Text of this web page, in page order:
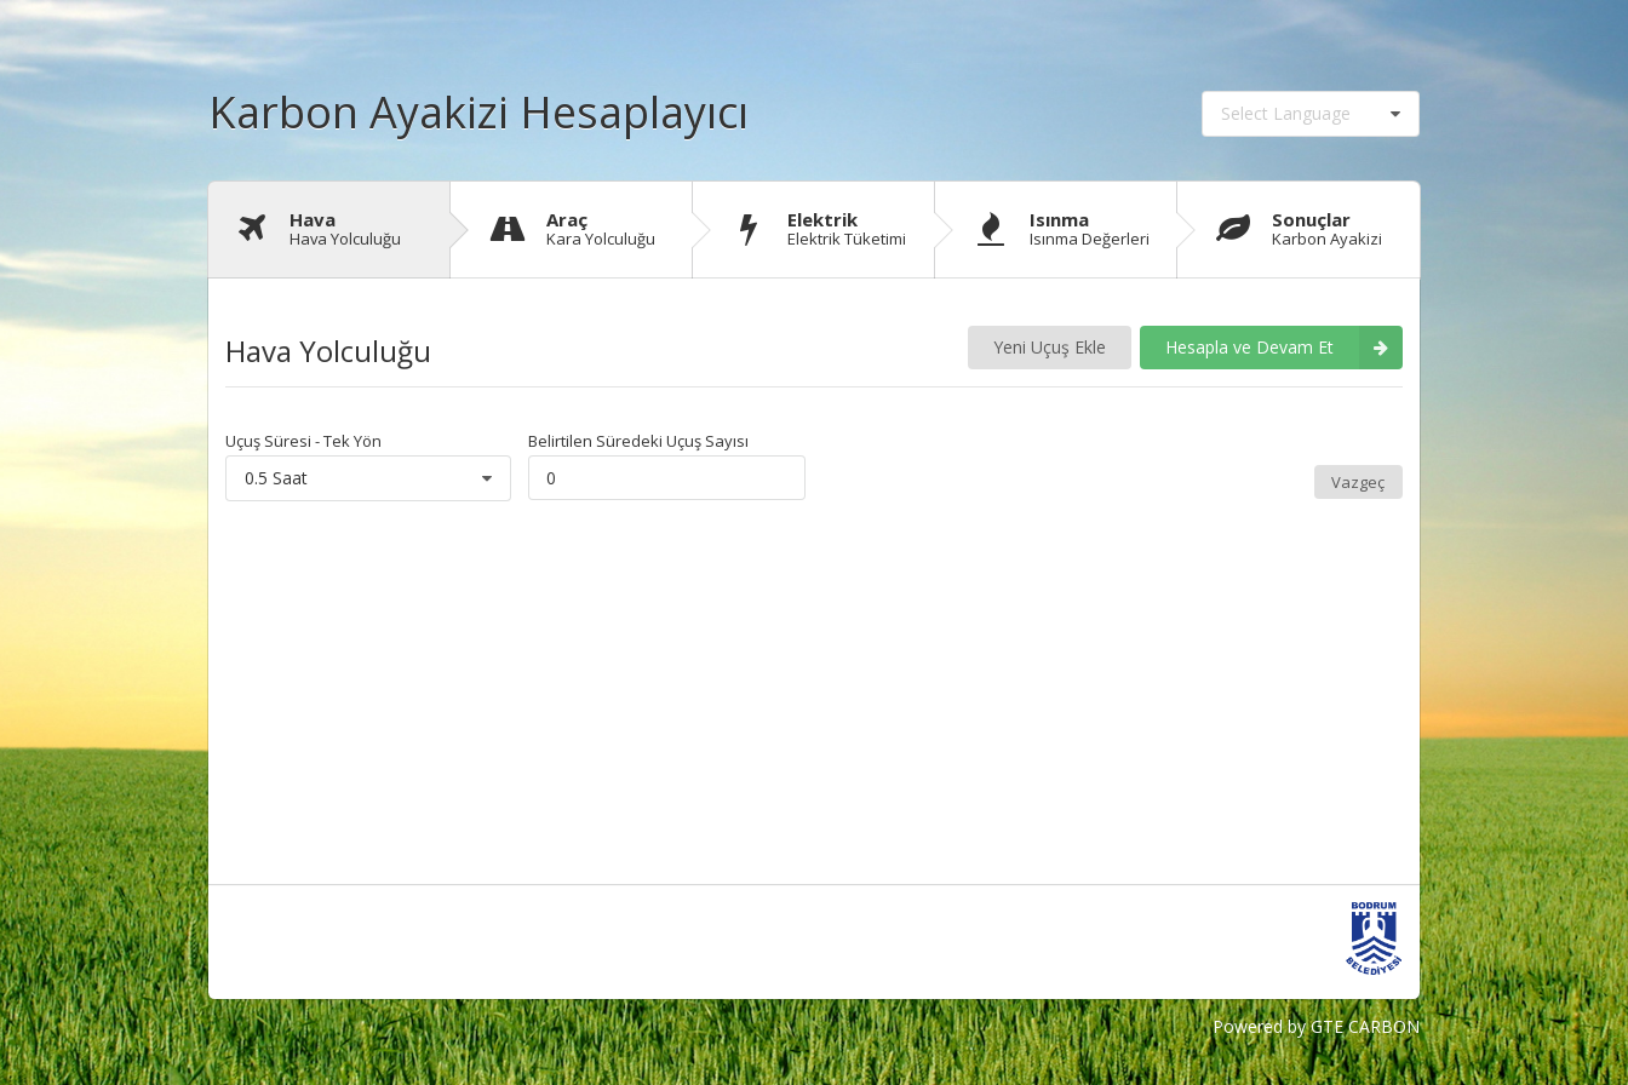
Karbon Ayakizi Hesaplayıcı Select Language
Hava
Hava Yolculuğu
Araç
Kara Yolculuğu
Elektrik
Elektrik Tüketimi
Isınma
Isınma Değerleri
Sonuçlar
Karbon Ayakizi
Hava Yolculuğu Yeni Uçuş Ekle Hesapla ve Devam Et
Uçuş Süresi - Tek Yön
0.5 Saat
Belirtilen Süredeki Uçuş Sayısı
Vazgeç
Powered by GTE CARBON